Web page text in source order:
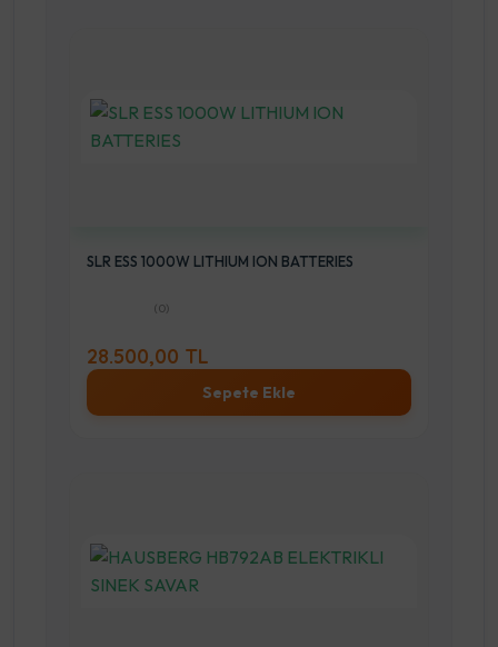
SLR ESS 1000W LITHIUM ION BATTERIES
(0)
28.500,00 TL
Sepete Ekle